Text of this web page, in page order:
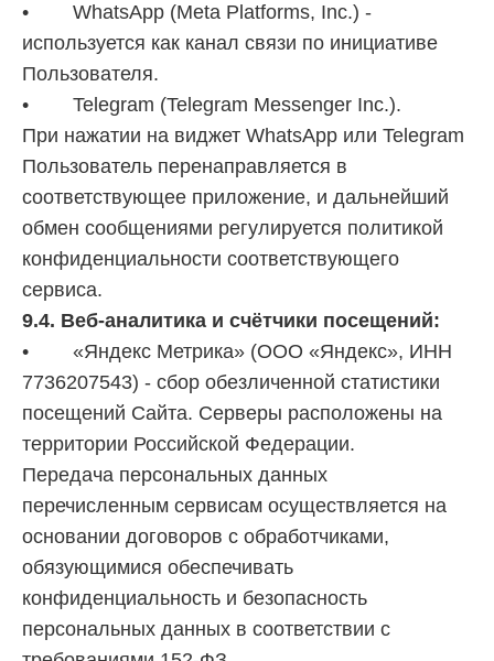
• WhatsApp (Meta Platforms, Inc.) -
используется как канал связи по инициативе
Пользователя.
• Telegram (Telegram Messenger Inc.).
При нажатии на виджет WhatsApp или Telegram
Пользователь перенаправляется в
соответствующее приложение, и дальнейший
обмен сообщениями регулируется политикой
конфиденциальности соответствующего
сервиса.
9.4. Веб-аналитика и счётчики посещений:
• «Яндекс Метрика» (ООО «Яндекс», ИНН
7736207543) - сбор обезличенной статистики
посещений Сайта. Серверы расположены на
территории Российской Федерации.
Передача персональных данных
перечисленным сервисам осуществляется на
основании договоров с обработчиками,
обязующимися обеспечивать
конфиденциальность и безопасность
персональных данных в соответствии с